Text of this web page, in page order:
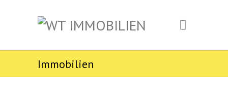
Immobilien